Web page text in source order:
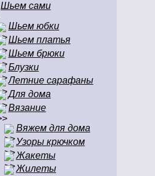
Шьем сами
Шьем юбки
Шьем платья
Шьем брюки
Блузки
Летние сарафаны
Для дома
Вязание
Вяжем для дома
Узоры крючком
Жакеты
Жилеты